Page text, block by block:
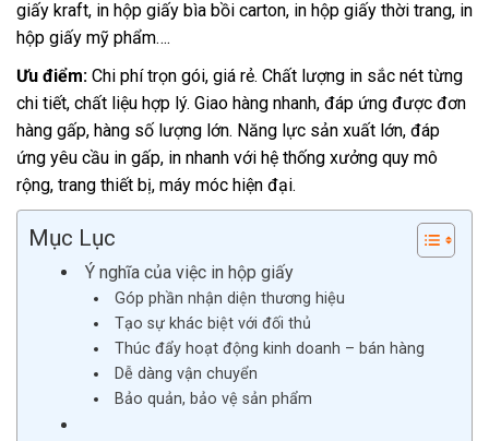
giấy kraft, in hộp giấy bìa bồi carton, in hộp giấy thời trang, in
hộp giấy mỹ phẩm….
Ưu điểm: Chi phí trọn gói, giá rẻ. Chất lượng in sắc nét từng
chi tiết, chất liệu hợp lý. Giao hàng nhanh, đáp ứng được đơn
hàng gấp, hàng số lượng lớn. Năng lực sản xuất lớn, đáp
ứng yêu cầu in gấp, in nhanh với hệ thống xưởng quy mô
rộng, trang thiết bị, máy móc hiện đại.
Mục Lục
Ý nghĩa của việc in hộp giấy
Góp phần nhận diện thương hiệu
Tạo sự khác biệt với đối thủ
Thúc đẩy hoạt động kinh doanh – bán hàng
Dễ dàng vận chuyển
Bảo quản, bảo vệ sản phẩm